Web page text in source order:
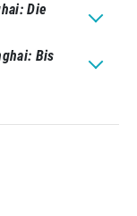
Die
Bis